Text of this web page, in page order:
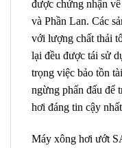
được chứng nhận
và Phần Lan. Các
với lượng chất thải
lại đều được tái sử
trọng việc bảo tồn
ngừng phấn đấu để
hơi đáng tin cậy
Máy xông hơi ướt